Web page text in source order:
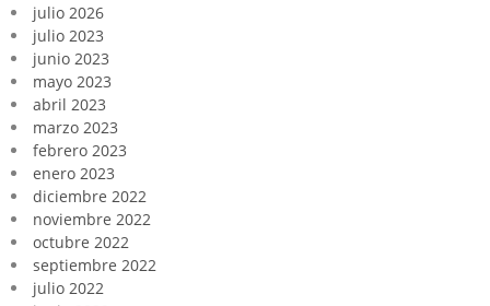
julio 2026
julio 2023
junio 2023
mayo 2023
abril 2023
marzo 2023
febrero 2023
enero 2023
diciembre 2022
noviembre 2022
octubre 2022
septiembre 2022
julio 2022